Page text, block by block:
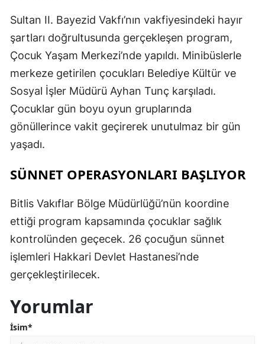
Sultan II. Bayezid Vakfı’nın vakfiyesindeki hayır
şartları doğrultusunda gerçekleşen program,
Çocuk Yaşam Merkezi’nde yapıldı. Minibüslerle
merkeze getirilen çocukları Belediye Kültür ve
Sosyal İşler Müdürü Ayhan Tunç karşıladı.
Çocuklar gün boyu oyun gruplarında
gönüllerince vakit geçirerek unutulmaz bir gün
yaşadı.
SÜNNET OPERASYONLARI BAŞLIYOR
Bitlis Vakıflar Bölge Müdürlüğü’nün koordine
ettiği program kapsamında çocuklar sağlık
kontrolünden geçecek. 26 çocuğun sünnet
işlemleri Hakkari Devlet Hastanesi’nde
gerçekleştirilecek.
Yorumlar
İsim*